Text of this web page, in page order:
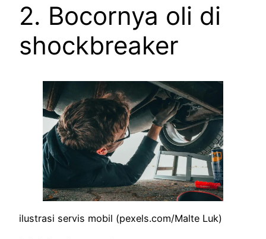
2. Bocornya oli di
shockbreaker
ilustrasi servis mobil (pexels.com/Malte Luk)